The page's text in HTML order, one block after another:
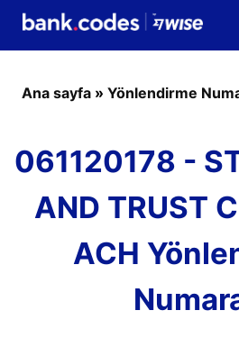
Ana sayfa » Yönlendirme
061120178 -
AND TRUST
ACH